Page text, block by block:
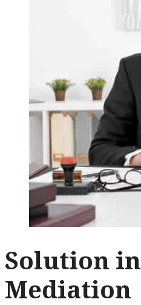
Solution in
Mediation